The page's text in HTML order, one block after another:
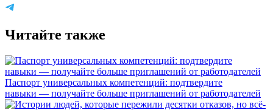
Читайте также
Паспорт универсальных компетенций: подтвердите
навыки — получайте больше приглашений от работодателей